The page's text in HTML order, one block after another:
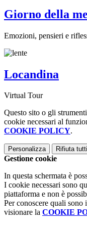
Giorno della
Emozioni, pensieri e
Locandina
Virtual Tour
Questo sito o gli
cookie necessari al
COOKIE POLICY.
Personalizza Rifiuta tutti
Gestione cookie
In questa schermata è
I cookie necessari sono
piattaforma e non è
Per conoscere quali sono
visionare la COOKIE